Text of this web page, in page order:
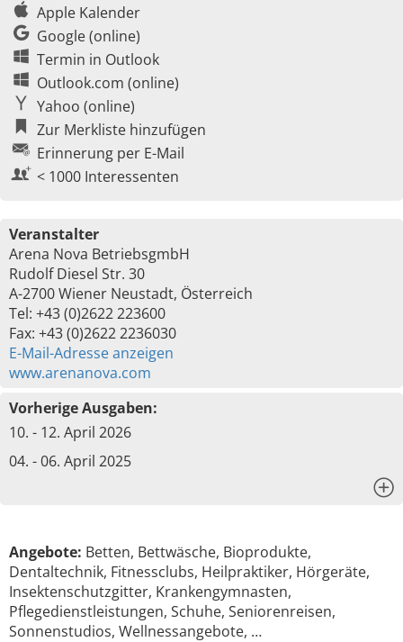
Apple Kalender
Google (online)
Termin in Outlook
Outlook.com (online)
Yahoo (online)
Zur Merkliste hinzufügen
Erinnerung per E-Mail
< 1000 Interessenten
Veranstalter
Arena Nova BetriebsgmbH
Rudolf Diesel Str. 30
A-2700 Wiener Neustadt, Österreich
Tel: +43 (0)2622 223600
Fax: +43 (0)2622 2236030
E-Mail-Adresse anzeigen
www.arenanova.com
Vorherige Ausgaben:
10. - 12. April 2026
04. - 06. April 2025
Angebote: Betten, Bettwäsche, Bioprodukte,
Dentaltechnik, Fitnessclubs, Heilpraktiker, Hörgeräte,
Insektenschutzgitter, Krankengymnasten,
Pflegedienstleistungen, Schuhe, Seniorenreisen,
Sonnenstudios, Wellnessangebote, …